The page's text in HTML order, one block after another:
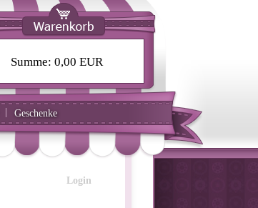
| Geschenke
Summe: 0,00 EUR
Login